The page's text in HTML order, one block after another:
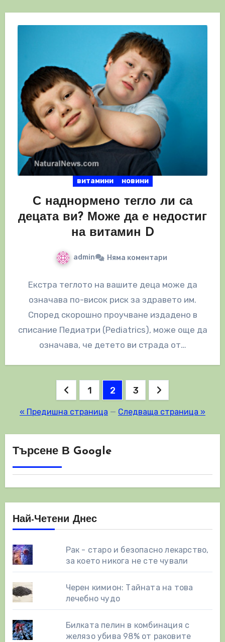
витамини новини
С наднормено тегло ли са
децата ви? Може да е недостиг
на витамин D
admin Няма коментари
Екстра теглото на вашите деца може да
означава по-висок риск за здравето им.
Според скорошно проучване издадено в
списание Педиатри (Pediatrics), може още да
означава, че детето ви страда от…
Разделяне
на
публикациите
на
страници
1 2 3
« Предишна страница — Следваща страница »
Търсене В Google
Най-Четени Днес
Рак - старо и безопасно лекарство,
за което никога не сте чували
Черен кимион: Тайната на това
лечебно чудо
Билката пелин в комбинация с
желязо убива 98% от раковите